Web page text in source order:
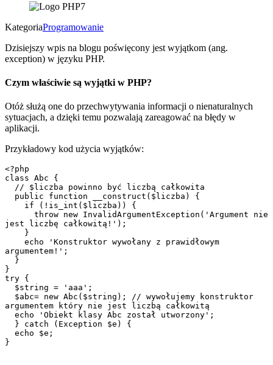
KategoriaProgramowanie
Dzisiejszy wpis na blogu poświęcony jest wyjątkom (ang.
exception) w języku PHP.
Czym właściwie są wyjątki w PHP?
Otóż służą one do przechwytywania informacji o nienaturalnych
sytuacjach, a dzięki temu pozwalają zareagować na błędy w
aplikacji.
Przykładowy kod użycia wyjątków:
<?php
class Abc {
jest liczbę całkowitą!');
argumentem!';
}
try {
argumentem który nie jest liczbą całkowitą
}